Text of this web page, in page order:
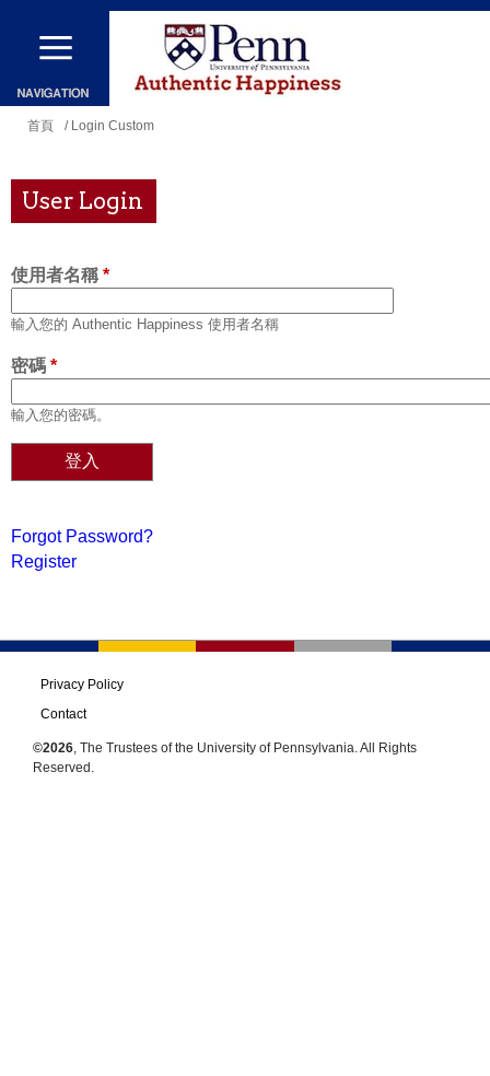
移
主
內
您
這
裡
首頁 / Login Custom
User Login
使用者名稱 *
輸入您的 Authentic Happiness 使用者名稱
密碼 *
輸入您的密碼。
Forgot Password?
Register
Privacy Policy
Contact
©2026, The Trustees of the University of Pennsylvania. All Rights
Reserved.